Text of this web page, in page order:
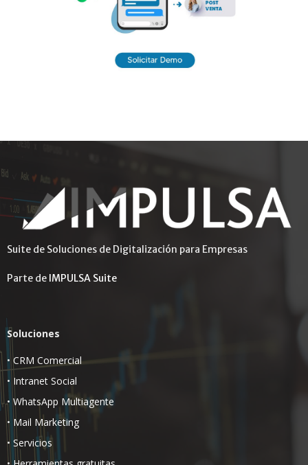
Suite de Soluciones de Digitalización para Empresas
Parte de IMPULSA Suite
Soluciones
•CRM Comercial
• Intranet Social
• WhatsApp Multiagente
• Mail Marketing
• Servicios